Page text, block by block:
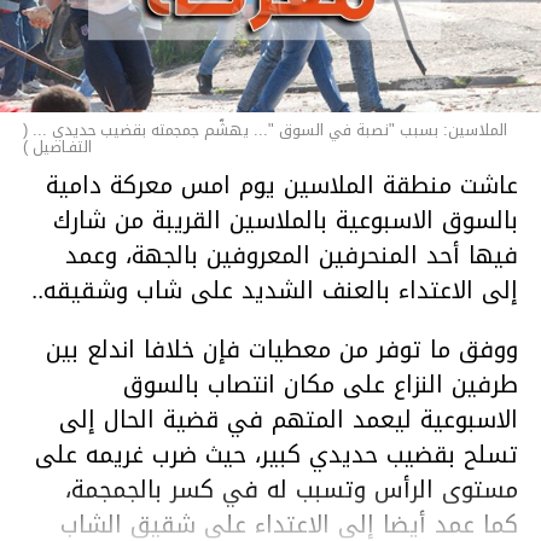
الملاسين: بسبب "نصبة في السوق "... يهشّم جمجمته بقضيب حديدي ... (
التفـاصيل )
عاشت منطقة الملاسين يوم امس معركة دامية
بالسوق الاسبوعية بالملاسين القريبة من شارك
فيها أحد المنحرفين المعروفين بالجهة، وعمد
إلى الاعتداء بالعنف الشديد على شاب وشقيقه..
ووفق ما توفر من معطيات فإن خلافا اندلع بين
طرفين النزاع على مكان انتصاب بالسوق
الاسبوعية ليعمد المتهم في قضية الحال إلى
تسلح بقضيب حديدي كبير، حيث ضرب غريمه على
مستوى الرأس وتسبب له في كسر بالجمجمة،
كما عمد أيضا إلى الاعتداء على شقيق الشاب